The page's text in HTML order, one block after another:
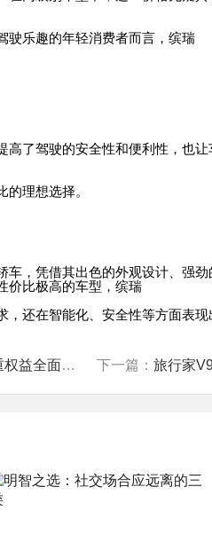
驶乐趣的年轻消费者而言，缤瑞
高了驾驶的安全性和便利性，也
理想选择。
车，凭借其出色的外观设计、强
价比极高的车型，缤瑞
，还在智能化、安全性等方面表
全面升级 下一篇： 旅行家